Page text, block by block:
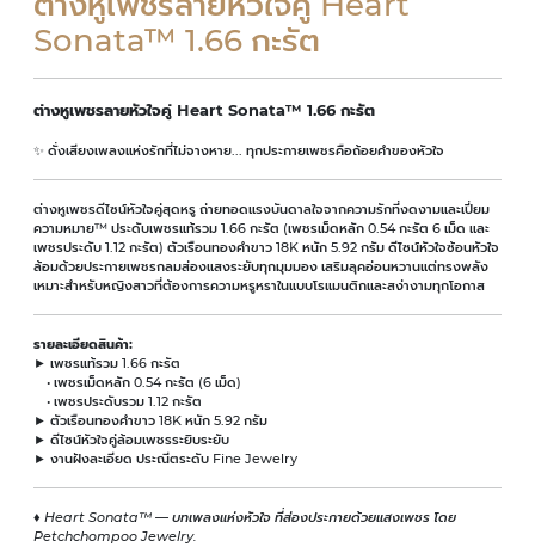
Sonata™ 1.66 กะรัต
ต่างหูเพชรลายหัวใจคู่ Heart Sonata™ 1.66 กะรัต
✨ ดั่งเสียงเพลงแห่งรักที่ไม่จางหาย... ทุกประกายเพชรคือถ้อยคำของหัวใจ
ต่างหูเพชรดีไซน์หัวใจคู่สุดหรู ถ่ายทอดแรงบันดาลใจจากความรักที่งดงามและเปี่ยม
ความหมาย™ ประดับเพชรแท้รวม 1.66 กะรัต (เพชรเม็ดหลัก 0.54 กะรัต 6 เม็ด และ
เพชรประดับ 1.12 กะรัต) ตัวเรือนทองคำขาว 18K หนัก 5.92 กรัม ดีไซน์หัวใจซ้อนหัวใจ
ล้อมด้วยประกายเพชรกลมส่องแสงระยับทุกมุมมอง เสริมลุคอ่อนหวานแต่ทรงพลัง
เหมาะสำหรับหญิงสาวที่ต้องการความหรูหราในแบบโรแมนติกและสง่างามทุกโอกาส
รายละเอียดสินค้า:
► เพชรแท้รวม 1.66 กะรัต
• เพชรเม็ดหลัก 0.54 กะรัต (6 เม็ด)
• เพชรประดับรวม 1.12 กะรัต
► ตัวเรือนทองคำขาว 18K หนัก 5.92 กรัม
► ดีไซน์หัวใจคู่ล้อมเพชรระยิบระยับ
► งานฝังละเอียด ประณีตระดับ Fine Jewelry
♦ Heart Sonata™ — บทเพลงแห่งหัวใจ ที่ส่องประกายด้วยแสงเพชร โดย
Petchchompoo Jewelry.